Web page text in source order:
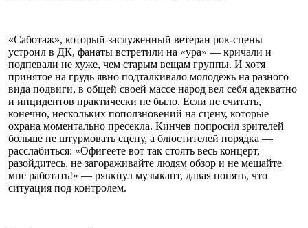
«Саботаж», который заслуженный ветеран рок-сцены
устроил в ДК, фанаты встретили на «ура» — кричали и
подпевали не хуже, чем старым вещам группы. И хотя
принятое на грудь явно подталкивало молодежь на разного
вида подвиги, в общей своей массе народ вел себя адекватно
и инцидентов практически не было. Если не считать,
конечно, нескольких поползновений на сцену, которые
охрана моментально пресекла. Кинчев попросил зрителей
больше не штурмовать сцену, а блюстителей порядка —
расслабиться: «Офигеете вот так стоять весь концерт,
разойдитесь, не загораживайте людям обзор и не мешайте
мне работать!» — рявкнул музыкант, давая понять, что
ситуация под контролем.